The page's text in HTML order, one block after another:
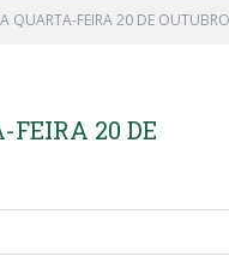
QUARTA-FEIRA 20 DE
FEIRA 20 DE